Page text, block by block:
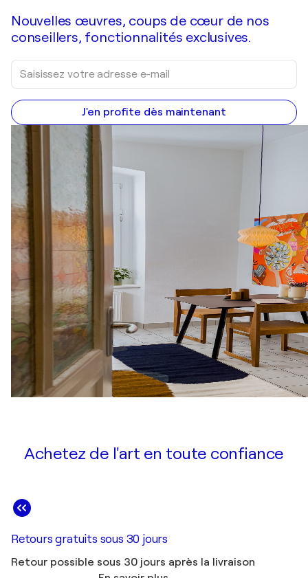
Nouvelles œuvres, coups de cœur de nos
conseillers, fonctionnalités exclusives.
J'en profite dès maintenant
Achetez de l'art en toute confiance
Retours gratuits sous 30 jours
Retour possible sous 30 jours après la livraison